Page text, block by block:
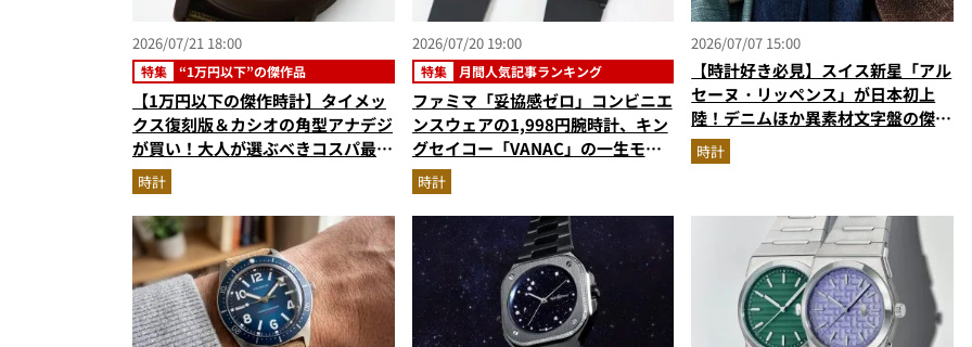
2026/07/21 18:00
特集 “1万円以下”の傑作品
【1万円以下の傑作時計】タイメッ
クス復刻版＆カシオの角型アナデジ
が買い！大人が選ぶべきコスパ最強
モデルを徹底解説
時計
2026/07/20 19:00
特集 月間人気記事ランキング
ファミマ「妥協感ゼロ」コンビニエ
ンスウェアの1,998円腕時計、キン
グセイコー「VANAC」の一生モ
ノ…ほか【時計の人気記事ランキン
グベスト3】（2026年6月版）
時計
2026/07/07 15:00
【時計好き必見】スイス新星「アル
セーヌ・リッペンス」が日本初上
陸！デニムほか異素材文字盤の傑作
を解説
時計